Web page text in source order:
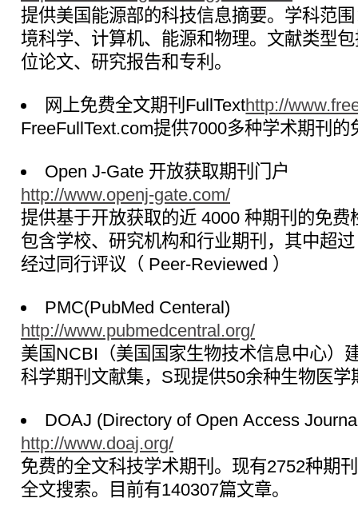
提供美国能源部的科技信息摘要。学科范
境科学、计算机、能源和物理。文献类型
位论文、研究报告和专利。
网上免费全文期刊FullTexthttp://
FreeFullText.com提供7000多种学术期刊的
Open J-Gate 开放获取期刊门户
http://www.openj-gate.com/
提供基于开放获取的近 4000 种期刊的免费
包含学校、研究机构和行业期刊，其中超
经过同行评议（ Peer-Reviewed ）
PMC(PubMed Centeral)
http://www.pubmedcentral.org/
美国NCBI（美国国家生物技术信息中心）
科学期刊文献集，S现提供50余种生物医学
DOAJ (Directory of Open Access
http://www.doaj.org/
免费的全文科技学术期刊。现有2752种期
全文搜索。目前有140307篇文章。